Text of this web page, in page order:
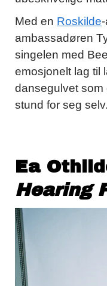
Med en Roskilde
ambassadøren
singelen med
emosjonelt lag til
dansegulvet som
stund for seg selv.
Ea
Hearing